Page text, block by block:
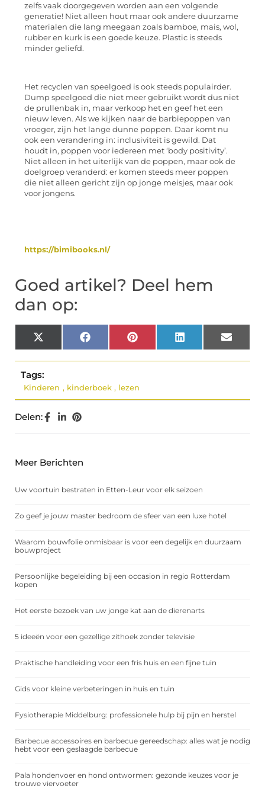
zelfs vaak doorgegeven worden aan een volgende
generatie! Niet alleen hout maar ook andere duurzame
materialen die lang meegaan zoals bamboe, mais, wol,
rubber en kurk is een goede keuze. Plastic is steeds
minder geliefd.
Het recyclen van speelgoed is ook steeds populairder.
Dump speelgoed die niet meer gebruikt wordt dus niet
de prullenbak in, maar verkoop het en geef het een
nieuw leven. Als we kijken naar de barbiepoppen van
vroeger, zijn het lange dunne poppen. Daar komt nu
ook een verandering in: inclusiviteit is gewild. Dat
houdt in, poppen voor iedereen met ‘body positivity’.
Niet alleen in het uiterlijk van de poppen, maar ook de
doelgroep veranderd: er komen steeds meer poppen
die niet alleen gericht zijn op jonge meisjes, maar ook
voor jongens.
https://bimibooks.nl/
Goed artikel? Deel hem
dan op:
X
(Twitter)
Facebook Pinterest LinkedIn Email
Tags:
Kinderen , kinderboek , lezen
Delen:
Meer Berichten
Uw voortuin bestraten in Etten-Leur voor elk seizoen
Zo geef je jouw master bedroom de sfeer van een luxe hotel
Waarom bouwfolie onmisbaar is voor een degelijk en duurzaam
bouwproject
Persoonlijke begeleiding bij een occasion in regio Rotterdam
kopen
Het eerste bezoek van uw jonge kat aan de dierenarts
5 ideeën voor een gezellige zithoek zonder televisie
Praktische handleiding voor een fris huis en een fijne tuin
Gids voor kleine verbeteringen in huis en tuin
Fysiotherapie Middelburg: professionele hulp bij pijn en herstel
Barbecue accessoires en barbecue gereedschap: alles wat je nodig
hebt voor een geslaagde barbecue
Pala hondenvoer en hond ontwormen: gezonde keuzes voor je
trouwe viervoeter